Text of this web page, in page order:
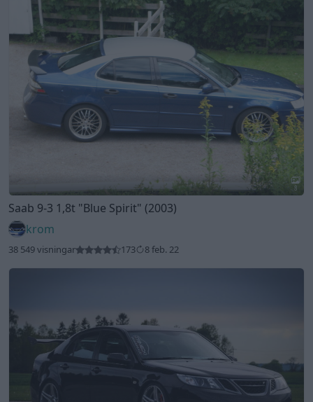
8
Saab 9-3 1,8t "Blue Spirit" (2003)
krom
38 549 visningar 173 8 feb. 22